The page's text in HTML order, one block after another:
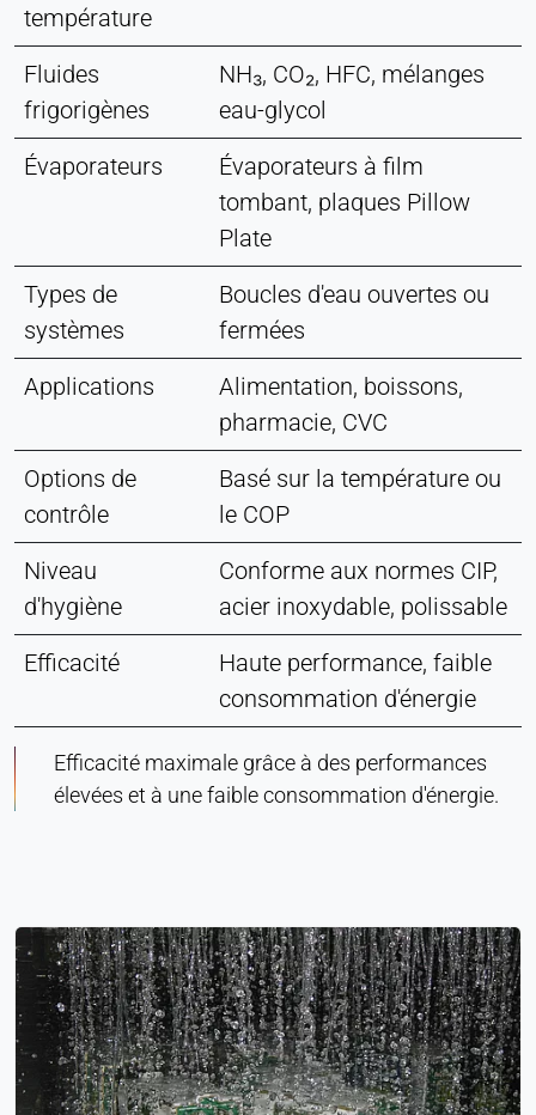
température
Fluides
frigorigènes
NH₃, CO₂, HFC, mélanges
eau-glycol
Évaporateurs
Évaporateurs à film
tombant, plaques Pillow
Plate
Types de
systèmes
Boucles d'eau ouvertes ou
fermées
Applications
Alimentation, boissons,
pharmacie, CVC
Options de
contrôle
Basé sur la température ou
le COP
Niveau
d'hygiène
Conforme aux normes CIP,
acier inoxydable, polissable
Efficacité
Haute performance, faible
consommation d'énergie
Efficacité maximale grâce à des performances
élevées et à une faible consommation d'énergie.